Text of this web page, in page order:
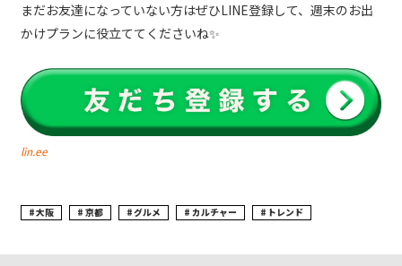
まだお友達になっていない方はぜひLINE登録して、週末のお出
かけプランに役立ててくださいね✨
lin.ee
大阪 京都 グルメ カルチャー トレンド